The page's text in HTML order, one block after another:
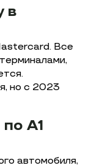
в
Все
но с 2023
A1
автомобиля,